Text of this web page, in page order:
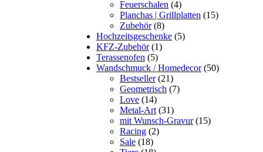
Feuerschalen (4)
Planchas | Grillplatten (15)
Zubehör (8)
Hochzeitsgeschenke (5)
KFZ-Zubehör (1)
Terassenofen (5)
Wandschmuck / Homedecor (50)
Bestseller (21)
Geometrisch (7)
Love (14)
Metal-Art (31)
mit Wunsch-Gravur (15)
Racing (2)
Sale (18)